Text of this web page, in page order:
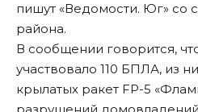
пишут «Ведомости. Юг» со
района.
В сообщении говорится,
участвовало 110 БПЛА, из
крылатых ракет FP-5